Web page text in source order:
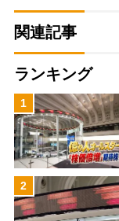
関連記事
ランキング
1
2